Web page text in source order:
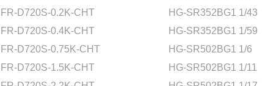
FR-D720S-0.2K-CHT
HG-SR352BG1 1/43
FR-D720S-0.4K-CHT
HG-SR352BG1 1/59
FR-D720S-0.75K-CHT
HG-SR502BG1 1/6
FR-D720S-1.5K-CHT
HG-SR502BG1 1/11